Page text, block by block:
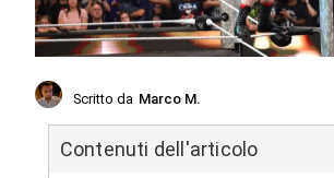
Scritto da Marco M.
Contenuti dell'articolo